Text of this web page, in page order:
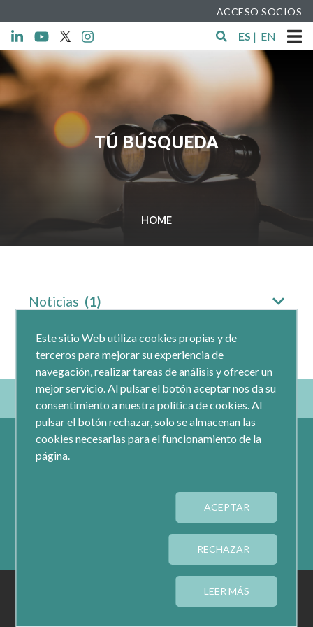
ACCESO SOCIOS
ES | EN
TÚ BÚSQUEDA
HOME
Noticias (1)
Calle Jacometrezo 15- 5ºM- 28013 Madrid
Tel.: 91 593 04 12
COOKIES
CONFIGURAR COOKIES
Este sitio Web utiliza cookies propias y de
terceros para mejorar su experiencia de
navegación, realizar tareas de análisis y ofrecer un
mejor servicio. Al pulsar el botón aceptar nos da su
consentimiento a nuestra política de cookies. Al
pulsar el botón rechazar, solo se almacenan las
cookies necesarias para el funcionamiento de la
página.
ACEPTAR
RECHAZAR
LEER MÁS